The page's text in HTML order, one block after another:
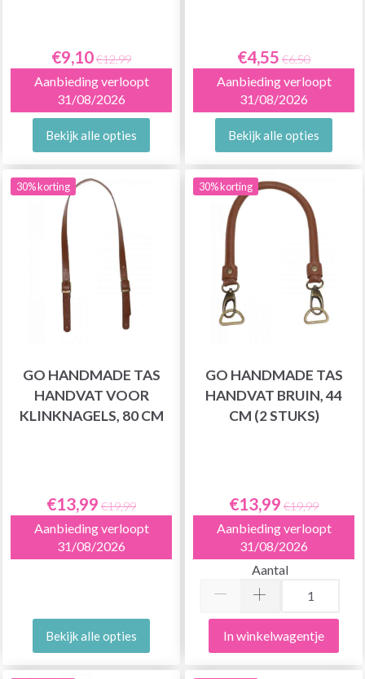
€9,10€12,99
Aanbieding verloopt
31/08/2026
Bekijk alle opties
€4,55 €6,50
Aanbieding verloopt
31/08/2026
Bekijk alle opties
30% korting
GO HANDMADE TAS
HANDVAT VOOR
KLINKNAGELS, 80 CM
€13,99 €19,99
Aanbieding verloopt
31/08/2026
Bekijk alle opties
30% korting
GO HANDMADE TAS
HANDVAT BRUIN, 44
CM (2 STUKS)
€13,99 €19,99
Aanbieding verloopt
31/08/2026
Aantal
In winkelwagentje